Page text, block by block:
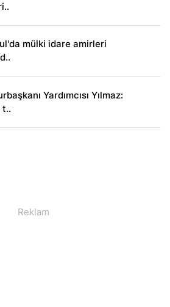
mülki idare amirleri
Yardımcısı Yılmaz:
t..